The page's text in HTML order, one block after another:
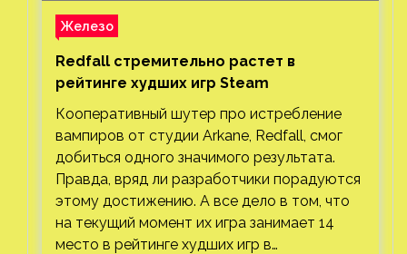
Железо
Redfall стремительно растет в
рейтинге худших игр Steam
Кооперативный шутер про истребление
вампиров от студии Arkane, Redfall, смог
добиться одного значимого результата.
Правда, вряд ли разработчики порадуются
этому достижению. А все дело в том, что
на текущий момент их игра занимает 14
место в рейтинге худших игр в…